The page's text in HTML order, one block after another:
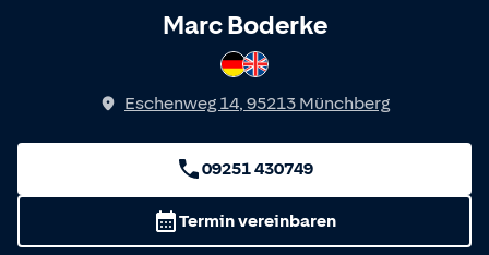
Marc Boderke
Spricht
Deutsch
Englisch
Eschenweg 14, 95213 Münchberg
09251 430749
Termin vereinbaren